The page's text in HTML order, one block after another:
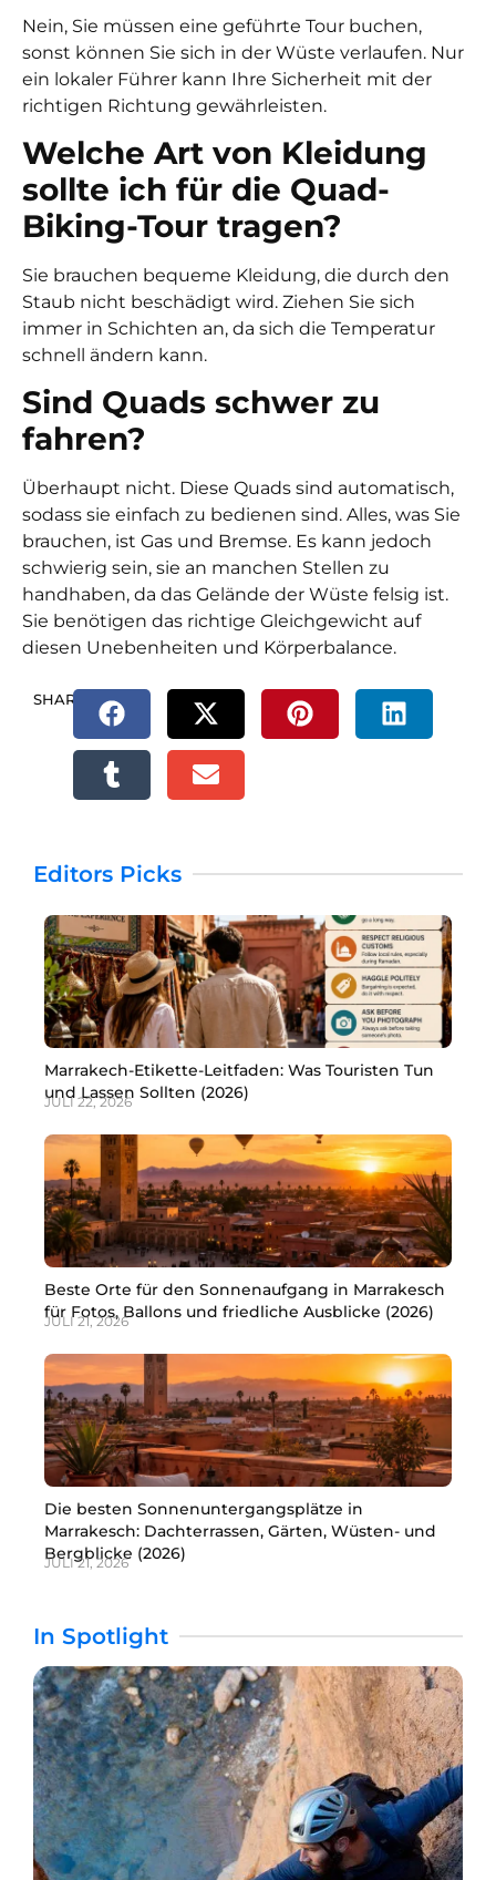
Nein, Sie müssen eine geführte Tour buchen,
sonst können Sie sich in der Wüste verlaufen. Nur
ein lokaler Führer kann Ihre Sicherheit mit der
richtigen Richtung gewährleisten.
Welche Art von Kleidung
sollte ich für die Quad-
Biking-Tour tragen?
Sie brauchen bequeme Kleidung, die durch den
Staub nicht beschädigt wird. Ziehen Sie sich
immer in Schichten an, da sich die Temperatur
schnell ändern kann.
Sind Quads schwer zu
fahren?
Überhaupt nicht. Diese Quads sind automatisch,
sodass sie einfach zu bedienen sind. Alles, was Sie
brauchen, ist Gas und Bremse. Es kann jedoch
schwierig sein, sie an manchen Stellen zu
handhaben, da das Gelände der Wüste felsig ist.
Sie benötigen das richtige Gleichgewicht auf
diesen Unebenheiten und Körperbalance.
SHARE.
Editors Picks
Marrakech-Etikette-Leitfaden: Was Touristen Tun
und Lassen Sollten (2026)
JULI 22, 2026
Beste Orte für den Sonnenaufgang in Marrakesch
für Fotos, Ballons und friedliche Ausblicke (2026)
JULI 21, 2026
Die besten Sonnenuntergangsplätze in
Marrakesch: Dachterrassen, Gärten, Wüsten- und
Bergblicke (2026)
JULI 21, 2026
In Spotlight